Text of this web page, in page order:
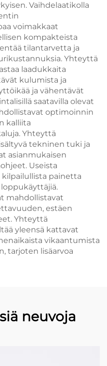
Vaihdelaatikolla
voimakkaat
kompakteista
tilantarvetta ja
Yhteyttä
laadukkaita
kulumista ja
ja vähentävät
saatavilla olevat
optimoinnin
kalliita
Yhteyttä
tekninen tuki ja
asianmukaisen
Useista
painetta
mahdollistavat
estäen
Yhteyttä
yleensä kattavat
vikaantumista
tarjoten lisäarvoa
neuvoja